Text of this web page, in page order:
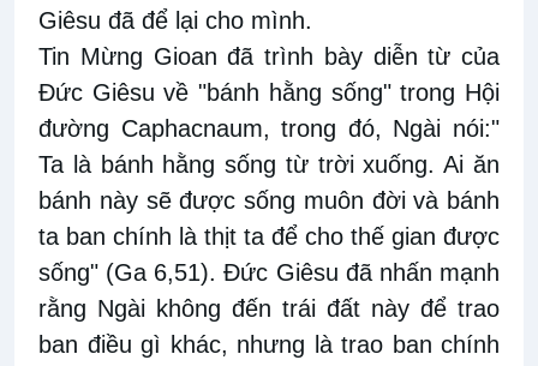
Giêsu đã để lại cho mình.
Tin Mừng Gioan đã trình bày diễn từ của
Đức Giêsu về "bánh hằng sống" trong Hội
đường Caphacnaum, trong đó, Ngài nói:"
Ta là bánh hằng sống từ trời xuống. Ai ăn
bánh này sẽ được sống muôn đời và bánh
ta ban chính là thịt ta để cho thế gian được
sống" (Ga 6,51). Đức Giêsu đã nhấn mạnh
rằng Ngài không đến trái đất này để trao
ban điều gì khác, nhưng là trao ban chính